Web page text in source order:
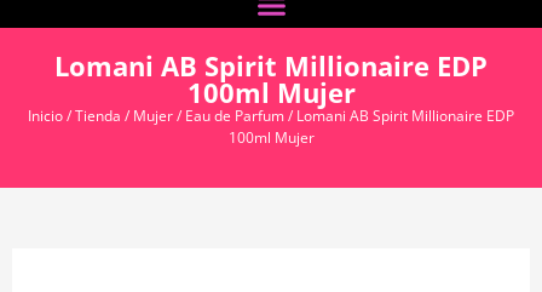
Lomani AB Spirit Millionaire EDP
100ml Mujer
Inicio/Tienda / Mujer/ Eau de Parfum/ Lomani AB Spirit Millionaire EDP
100ml Mujer